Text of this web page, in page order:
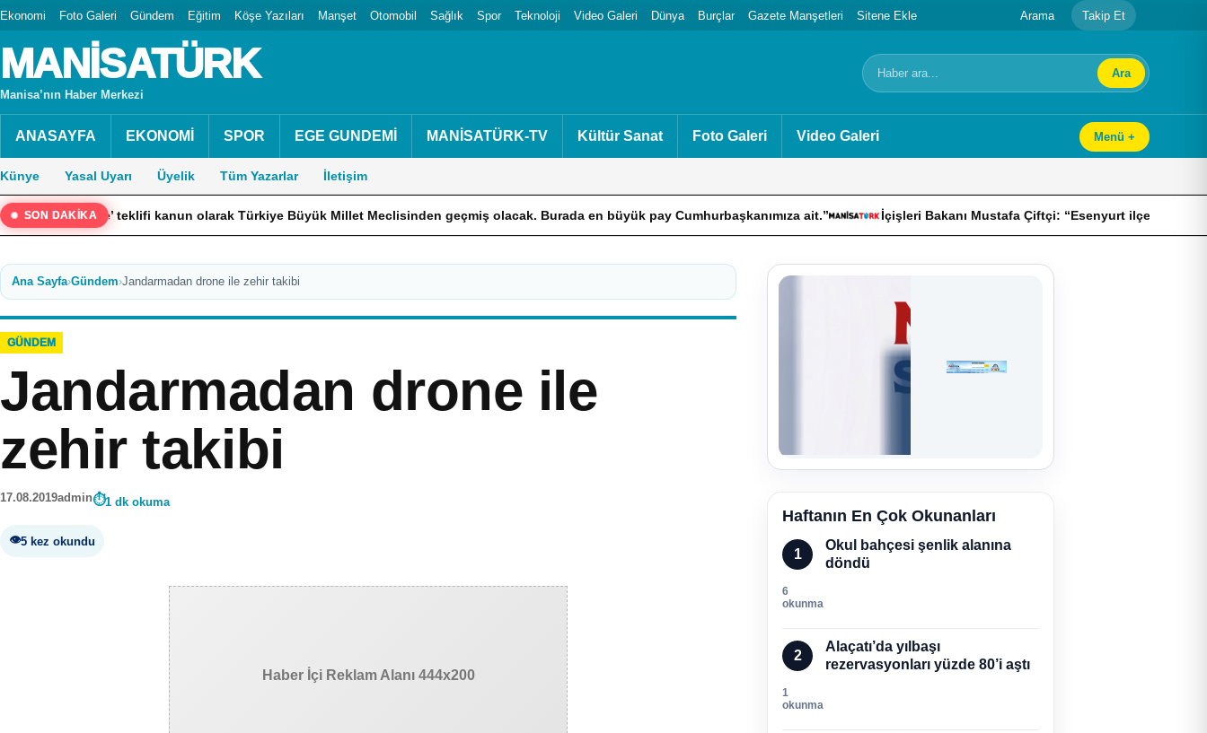
Ekonomi Foto Galeri Gündem Eğitim Köşe Yazıları Manşet Otomobil Sağlık Spor Teknoloji Video Galeri Dünya Burçlar Gazete Manşetleri Sitene Ekle Arama Takip Et
MANİSATÜRK
Manisa’nın Haber Merkezi
Arama Ara
ANASAYFA EKONOMİ SPOR EGE GUNDEMİ MANİSATÜRK-TV Kültür Sanat Foto Galeri Video Galeri Menü +
Künye Yasal Uyarı Üyelik Tüm Yazarlar İletişim
SON DAKİKA
kanun olarak Türkiye Büyük Millet Meclisinden geçmiş olacak. Burada en büyük pay Cumhurbaşkanımıza ait.” İçişleri Bakanı Mustafa Çiftçi: “Esenyurt ilçemizde 800 kilo uyuşturucu
Ana Sayfa›Gündem›Jandarmadan drone ile zehir takibi
GÜNDEM
Jandarmadan drone ile
zehir takibi
17.08.2019admin 1 dk okuma
5 kez okundu
Haber İçi Reklam Alanı 444x200
Haftanın En Çok Okunanları
1
Okul bahçesi şenlik alanına
döndü
6
okunma
2
Alaçatı’da yılbaşı
rezervasyonları yüzde 80’i aştı
1
okunma